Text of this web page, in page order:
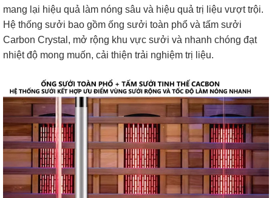
mang lại hiệu quả làm nóng sâu và hiệu quả trị liệu vượt trội.
Hệ thống sưởi bao gồm ống sưởi toàn phổ và tấm sưởi
Carbon Crystal, mở rộng khu vực sưởi và nhanh chóng đạt
nhiệt độ mong muốn, cải thiện trải nghiệm trị liệu.